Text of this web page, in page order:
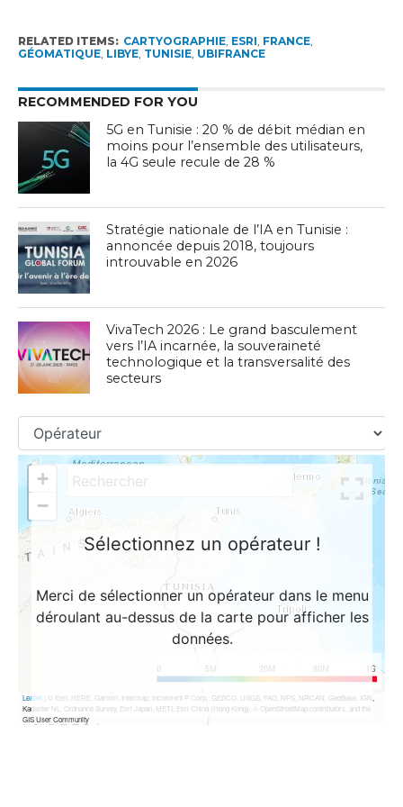
RELATED ITEMS: CARTYOGRAPHIE, ESRI FRANCE,
GÉOMATIQUE, LIBYE, TUNISIE, UBIFRANCE
RECOMMENDED FOR YOU
5G en Tunisie : 20 % de débit médian en
moins pour l’ensemble des utilisateurs,
la 4G seule recule de 28 %
Stratégie nationale de l’IA en Tunisie :
annoncée depuis 2018, toujours
introuvable en 2026
VivaTech 2026 : Le grand basculement
vers l’IA incarnée, la souveraineté
technologique et la transversalité des
secteurs